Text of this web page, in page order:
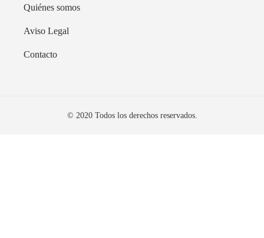
Quiénes somos
Aviso Legal
Contacto
© 2020 Todos los derechos reservados.